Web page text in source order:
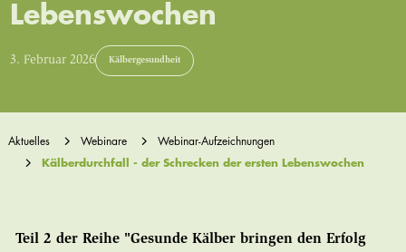
Lebenswochen
3. Februar 2026 Kälbergesundheit
Aktuelles Webinare
Webinar-Aufzeichnungen
Kälberdurchfall - der Schrecken der ersten Lebenswochen
Teil 2 der Reihe "Gesunde Kälber bringen den Erfolg